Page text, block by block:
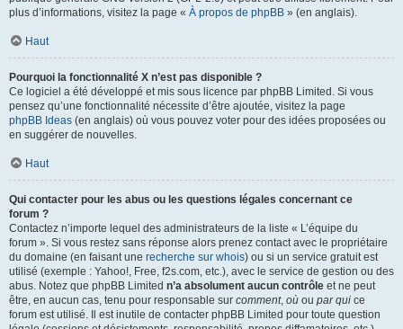
plus d’informations, visitez la page « À propos de phpBB » (en anglais).
Haut
Pourquoi la fonctionnalité X n’est pas disponible ?
Ce logiciel a été développé et mis sous licence par phpBB Limited. Si vous
pensez qu’une fonctionnalité nécessite d’être ajoutée, visitez la page
phpBB Ideas (en anglais) où vous pouvez voter pour des idées proposées ou
en suggérer de nouvelles.
Haut
Qui contacter pour les abus ou les questions légales concernant ce
forum ?
Contactez n’importe lequel des administrateurs de la liste « L’équipe du
forum ». Si vous restez sans réponse alors prenez contact avec le propriétaire
du domaine (en faisant une recherche sur whois) ou si un service gratuit est
utilisé (exemple : Yahoo!, Free, f2s.com, etc.), avec le service de gestion ou des
abus. Notez que phpBB Limited n’a absolument aucun contrôle et ne peut
être, en aucun cas, tenu pour responsable sur comment, où ou par qui ce
forum est utilisé. Il est inutile de contacter phpBB Limited pour toute question